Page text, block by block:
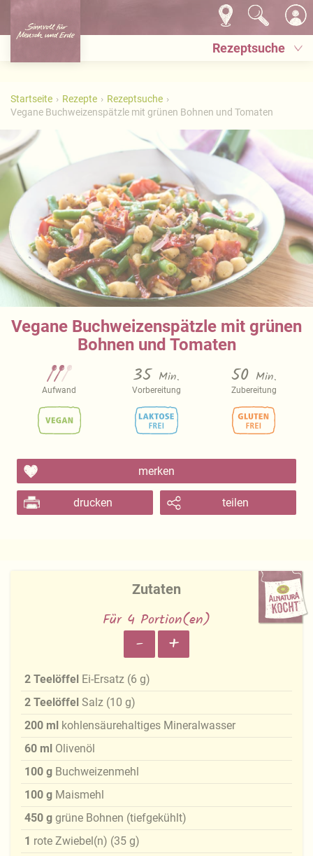
Rezeptsuche
Startseite Rezepte
Rezeptsuche
Vegane Buchweizenspätzle mit grünen Bohnen und Tomaten
Vegane Buchweizenspätzle mit grünen
Bohnen und Tomaten
Aufwand
35 Min.
Vorbereitung
50 Min.
Zubereitung
merken
drucken teilen
Zutaten
Für 4 Portion(en)
- +
2 Teelöffel Ei-Ersatz (6 g)
2 Teelöffel Salz (10 g)
200 ml kohlensäurehaltiges Mineralwasser
60 ml Olivenöl
100 g Buchweizenmehl
100 g Maismehl
450 g grüne Bohnen (tiefgekühlt)
1 rote Zwiebel(n) (35 g)